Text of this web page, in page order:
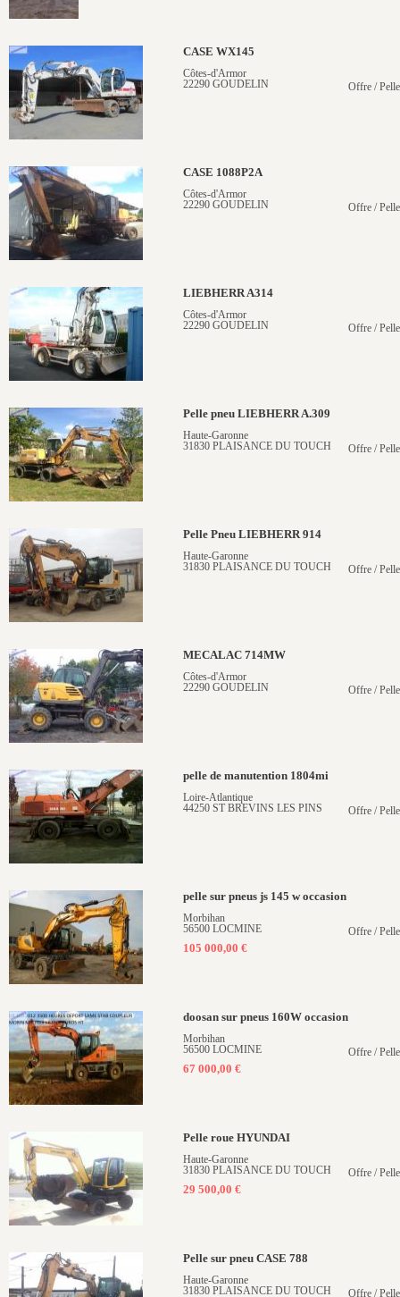
CASE WX145
Côtes-d'Armor
22290 GOUDELIN
Offre /
CASE 1088P2A
Côtes-d'Armor
22290 GOUDELIN
Offre /
LIEBHERR A314
Côtes-d'Armor
22290 GOUDELIN
Offre /
Pelle pneu LIEBHERR A.309
Haute-Garonne
31830 PLAISANCE DU TOUCH
Offre /
Pelle Pneu LIEBHERR 914
Haute-Garonne
31830 PLAISANCE DU TOUCH
Offre /
MECALAC 714MW
Côtes-d'Armor
22290 GOUDELIN
Offre /
pelle de manutention 1804mi
Loire-Atlantique
44250 ST BREVINS LES PINS
Offre /
pelle sur pneus js 145 w occasion
Morbihan
56500 LOCMINE
105 000,00 €
Offre /
doosan sur pneus 160W occasion
Morbihan
56500 LOCMINE
67 000,00 €
Offre /
Pelle roue HYUNDAI
Haute-Garonne
31830 PLAISANCE DU TOUCH
29 500,00 €
Offre /
Pelle sur pneu CASE 788
Haute-Garonne
31830 PLAISANCE DU TOUCH
Offre /